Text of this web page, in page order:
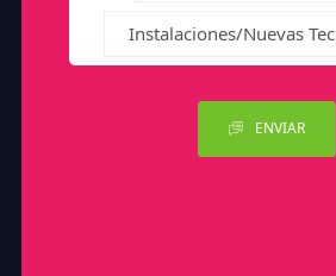
Instalaciones/Nuevas
ENVIAR